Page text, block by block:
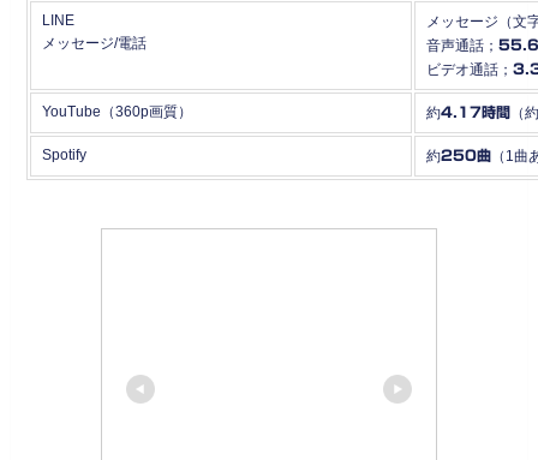
LINE
メッセージ/電話
メッセージ（文
音声通話；55.6
ビデオ通話；
YouTube（360p画質） 約4.17時間 （
Spotify 約250曲 （1曲